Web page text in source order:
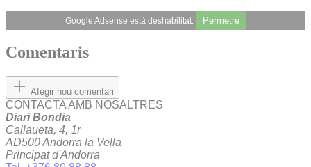
Google Adsense està deshabilitat. Permetre
Comentaris
Afegir nou comentari
CONTACTA AMB NOSALTRES
Diari Bondia
Callaueta, 4, 1r
AD500 Andorra la Vella
Principat d'Andorra